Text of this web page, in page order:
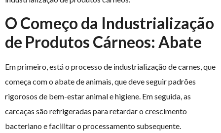
O Começo da Industrialização
de Produtos Cárneos: Abate
Em primeiro, está o processo de industrialização de carnes, que
começa com o abate de animais, que deve seguir padrões
rigorosos de bem-estar animal e higiene. Em seguida, as
carcaças são refrigeradas para retardar o crescimento
bacteriano e facilitar o processamento subsequente.